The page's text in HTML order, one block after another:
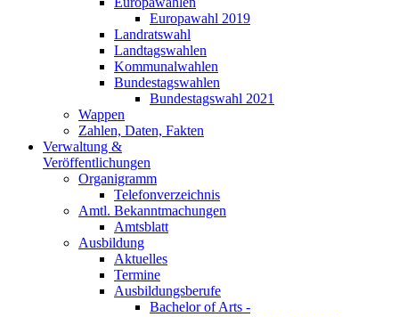
Europawahl 2019
Landratswahl
Landtagswahlen
Kommunalwahlen
Bundestagswahlen
Bundestagswahl 2021
Wappen
Zahlen, Daten, Fakten
Verwaltung &
Veröffentlichungen
Organigramm
Telefonverzeichnis
Amtl. Bekanntmachungen
Amtsblatt
Ausbildung
Aktuelles
Termine
Ausbildungsberufe
Bachelor of Arts -